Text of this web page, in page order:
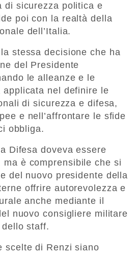
di sicurezza politica e
poi con la realtà della
dell’Italia.
stessa decisione che ha
del Presidente
le alleanze e le
applicata nel definire le
di sicurezza e difesa,
e nell’affrontare le sfide
obbliga.
Difesa doveva essere
ma è comprensibile che si
del nuovo presidente della
offrire autorevolezza e
anche mediante il
nuovo consigliere militare
staff.
scelte di Renzi siano